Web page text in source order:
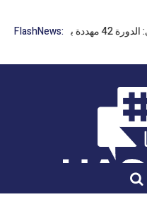
FlashNews: بسبب تأخر التراخيص